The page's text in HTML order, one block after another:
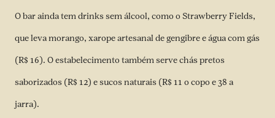
O bar ainda tem drinks sem álcool, como o Strawberry Fields,
que leva morango, xarope artesanal de gengibre e água com gás
(R$ 16). O estabelecimento também serve chás pretos
saborizados (R$ 12) e sucos naturais (R$ 11 o copo e 38 a
jarra).